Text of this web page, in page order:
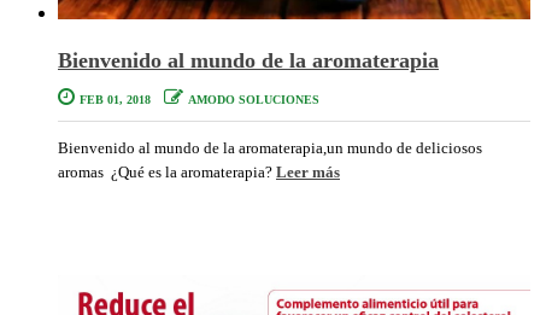
Bienvenido al mundo de la aromaterapia
FEB 01, 2018 AMODO SOLUCIONES
Bienvenido al mundo de la aromaterapia,un mundo de deliciosos
aromas ¿Qué es la aromaterapia? Leer más